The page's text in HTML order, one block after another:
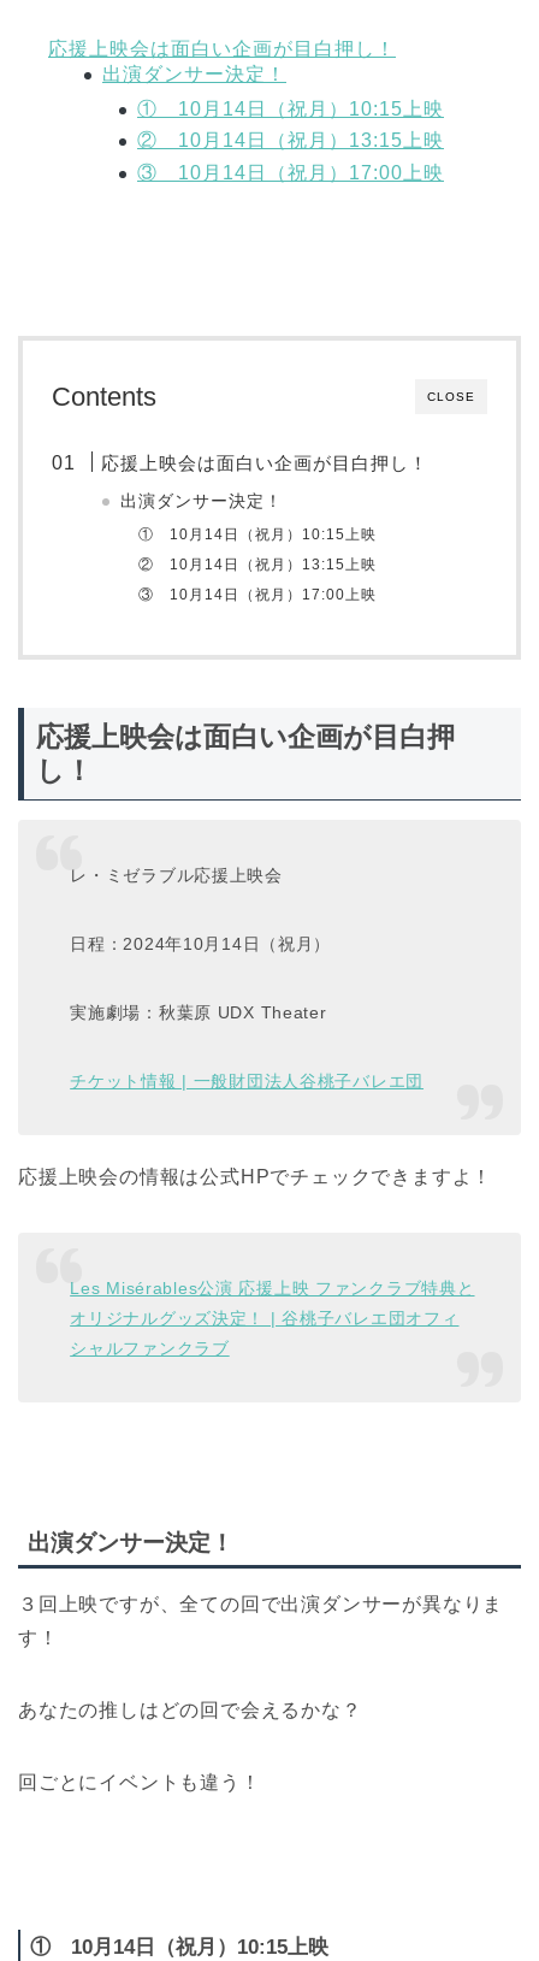
応援上映会は面白い企画が目白押し！
出演ダンサー決定！
① 10月14日（祝月）10:15上映
② 10月14日（祝月）13:15上映
③ 10月14日（祝月）17:00上映
CLOSE
Contents
応援上映会は面白い企画が目白押し！
出演ダンサー決定！
① 10月14日（祝月）10:15上映
② 10月14日（祝月）13:15上映
③ 10月14日（祝月）17:00上映
応援上映会は面白い企画が目白押
し！
レ・ミゼラブル応援上映会
日程：2024年10月14日（祝月）
実施劇場：秋葉原 UDX Theater
チケット情報 | 一般財団法人谷桃子バレエ団
応援上映会の情報は公式HPでチェックできますよ！
Les Misérables公演 応援上映 ファンクラブ特典と
オリジナルグッズ決定！ | 谷桃子バレエ団オフィ
シャルファンクラブ
出演ダンサー決定！
３回上映ですが、全ての回で出演ダンサーが異なりま
す！
あなたの推しはどの回で会えるかな？
回ごとにイベントも違う！
① 10月14日（祝月）10:15上映